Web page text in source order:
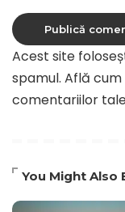
Acest site
spamul. Află
comentariilor
You Might Also